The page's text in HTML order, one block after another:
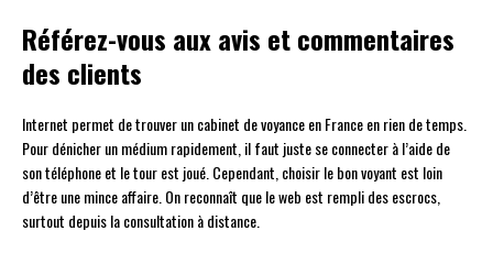
Référez-vous aux avis et commentaires
des clients
Internet permet de trouver un cabinet de voyance en France en rien de temps.
Pour dénicher un médium rapidement, il faut juste se connecter à l’aide de
son téléphone et le tour est joué. Cependant, choisir le bon voyant est loin
d’être une mince affaire. On reconnaît que le web est rempli des escrocs,
surtout depuis la consultation à distance.